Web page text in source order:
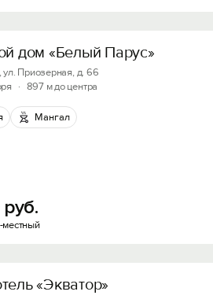
дом «Белый Парус»
ул. Приозерная, д. 66
· 897 м до центра
Мангал
руб.
местный
«Экватор»
почту и получи промокод на